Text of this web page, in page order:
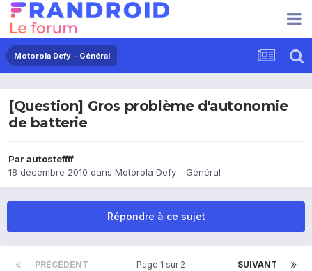
Motorola Defy - Général
[Question] Gros problème d'autonomie
de batterie
Parautosteffff
18 décembre 2010 dans Motorola Defy - Général
Répondre à ce sujet
PRÉCÉDENT SUIVANT
Page 1 sur 2